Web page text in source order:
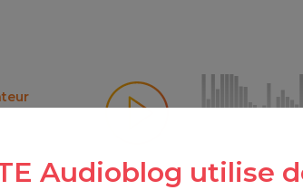
Audioblog utilise